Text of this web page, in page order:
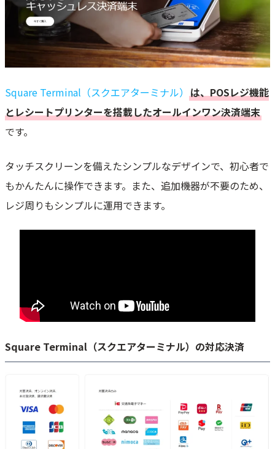
Square Terminalのデメリット・注意点
POSレジ不要なら価格が高い・Squareリーダーで十分
Airペイ・stera packなど無料端末と比較すると初期費用負担が大きい
Square専用で使い方が限定・他アプリ使用不可
Square Terminalの初期設定の方法【写真付】
Square Terminalのセットアップ｜購入後の初期設定手順
1. クレジットカード・デビットカード決済
3.QRコード決済（PayPay・楽天ペイなど）
Square Terminalのレシートの設定方法
Square Terminalの売上管理・顧客管理機能を活用する方法
2.顧客管理でできること
Square Terminalのサポート内容｜公式サポート・FAQ・問い合わせ先
Square Terminal専用ハブの役割とは？周辺機器との接続方法
Square Terminal専用ハブを使うべき業種とおすすめの活用シーン
Square Terminalの評判・口コミをチェック！導入する価値はある？
Square Terminal（スクエアターミナル） は、POSレジ機能
とレシートプリンターを搭載したオールインワン決済端末
です。
タッチスクリーンを備えたシンプルなデザインで、初心者で
もかんたんに操作できます。また、追加機器が不要のため、
レジ周りもシンプルに運用できます。
Square Terminal（スクエアターミナル）の対応決済